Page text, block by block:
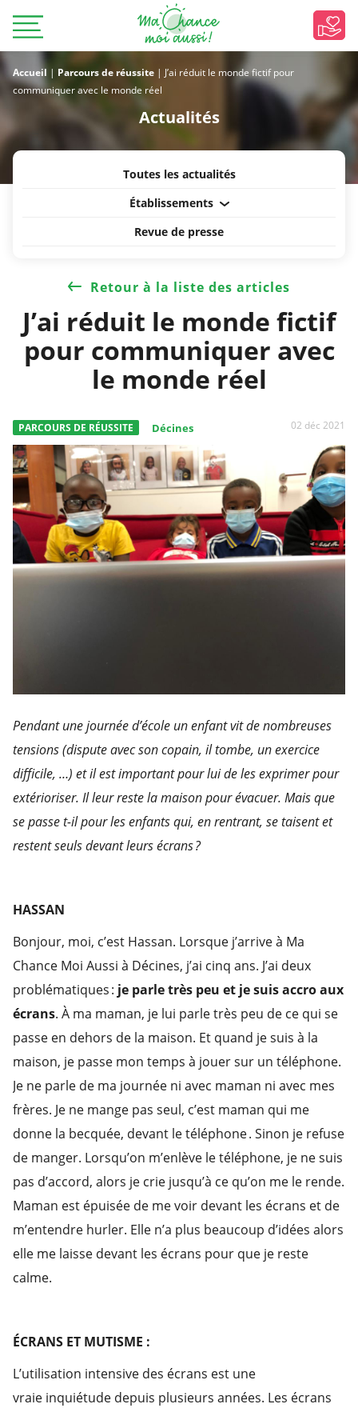
Accueil | Parcours de réussite | J’ai réduit le monde fictif pour
communiquer avec le monde réel
Actualités
Toutes les actualités
Établissements
Revue de presse
Retour à la liste des articles
J’ai réduit le monde fictif
pour communiquer avec
le monde réel
PARCOURS DE RÉUSSITE Décines 02 déc 2021
Pendant une journée d’école un enfant vit de nombreuses
tensions (dispute avec son copain, iltombe, un exercice
difficile, …) et il est important pour lui de les exprimer pour
extérioriser. Il leur reste la maison pour évacuer. Mais que
se passe t-il pour les enfants qui, en rentrant, se taisent et
restent seuls devant leurs écrans ?
HASSAN
Bonjour, moi, c’est Hassan. Lorsque j’arrive à Ma
Chance Moi Aussi à Décines, j’ai cinq ans. J’ai deux
problématiques : je parle très peu et je suis accro aux
écrans. À ma maman, je lui parle très peu de ce qui se
passe en dehors de la maison. Et quand je suis à la
maison, je passe mon temps à jouer sur un téléphone.
Je ne parle de ma journée ni avec maman ni avec mes
frères. Je ne mange pas seul, c’est maman qui me
donne la becquée, devant le téléphone . Sinon je refuse
de manger. Lorsqu’on m’enlève le téléphone, je ne suis
pas d’accord, alors je crie jusqu’à ce qu’on me le rende.
Maman est épuisée de me voir devant les écrans et de
m’entendre hurler. Elle n’a plus beaucoup d’idées alors
elle me laisse devant les écrans pour que je reste
calme.
ÉCRANS ET MUTISME :
L’utilisation intensive des écrans est une
vraie inquiétude depuis plusieurs années. Les écrans